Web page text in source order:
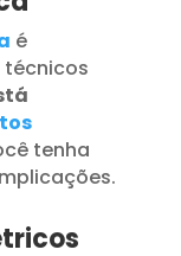
é
técnicos
tenha